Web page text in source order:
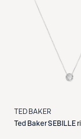
TED BAKER
Ted BakerSEBILLE